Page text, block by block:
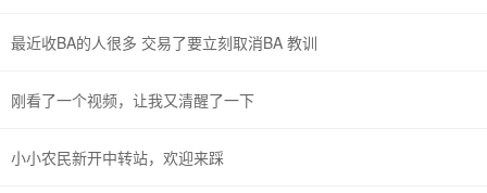
最近收BA的人很多 交易了要立刻取消BA 教训
刚看了一个视频，让我又清醒了一下
小小农民新开中转站，欢迎来踩